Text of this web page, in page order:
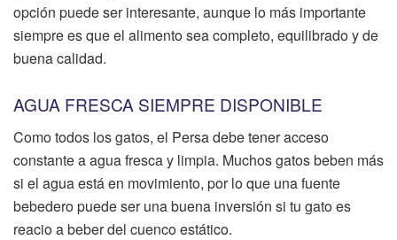
opción puede ser interesante, aunque lo más importante
siempre es que el alimento sea completo, equilibrado y de
buena calidad.
AGUA FRESCA SIEMPRE DISPONIBLE
Como todos los gatos, el Persa debe tener acceso
constante a agua fresca y limpia. Muchos gatos beben más
si el agua está en movimiento, por lo que una fuente
bebedero puede ser una buena inversión si tu gato es
reacio a beber del cuenco estático.